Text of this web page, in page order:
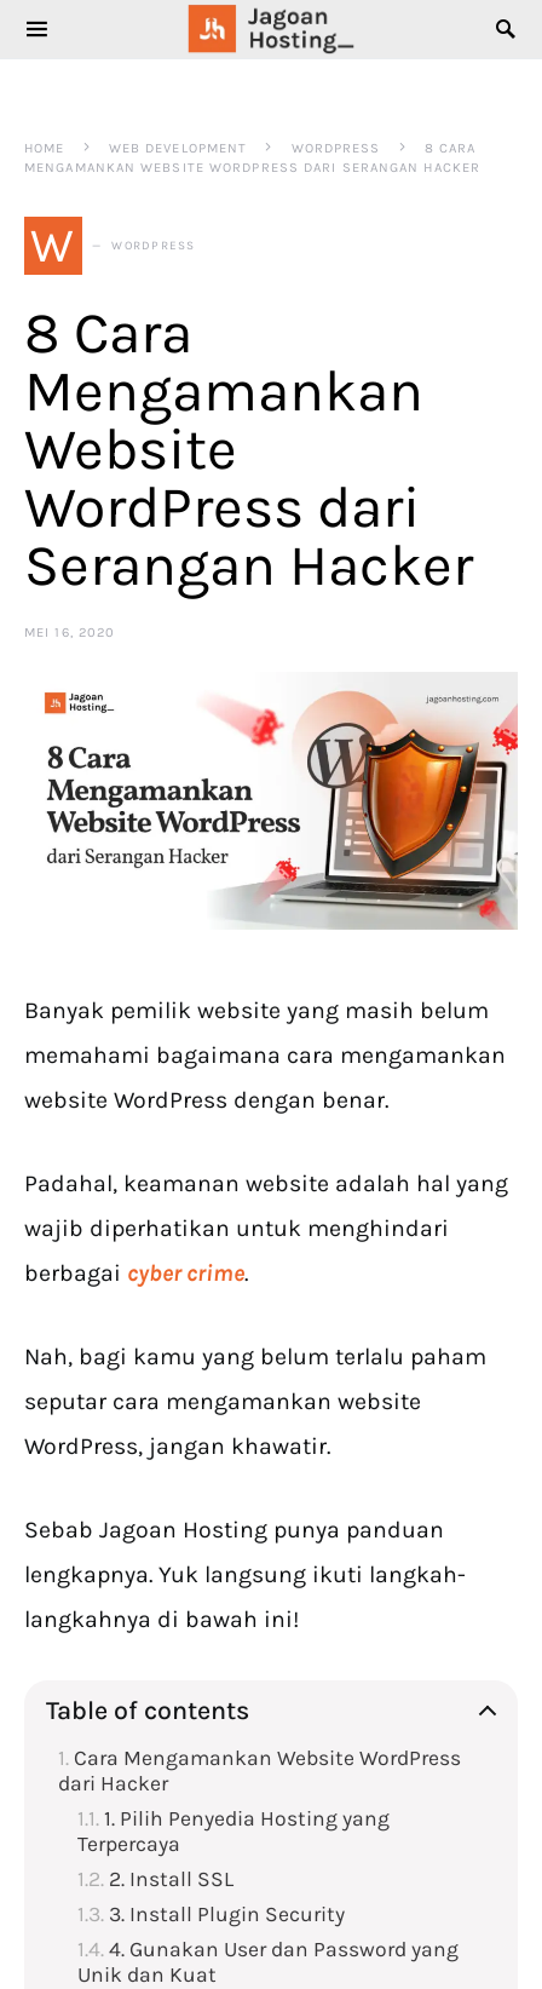
SEARCH FOR:
HOME WEB DEVELOPMENT WORDPRESS
8 CARA
MENGAMANKAN WEBSITE WORDPRESS DARI SERANGAN HACKER
W WORDPRESS
8 Cara
Mengamankan
Website
WordPress dari
Serangan Hacker
MEI 16, 2020
Banyak pemilik website yang masih belum
memahami bagaimana cara mengamankan
website WordPress dengan benar.
Padahal, keamanan website adalah hal yang
wajib diperhatikan untuk menghindari
berbagai cyber crime.
Nah, bagi kamu yang belum terlalu paham
seputar cara mengamankan website
WordPress, jangan khawatir.
Sebab Jagoan Hosting punya panduan
lengkapnya. Yuk langsung ikuti langkah-
langkahnya di bawah ini!
Table of contents
Cara Mengamankan Website WordPress
dari Hacker
1. Pilih Penyedia Hosting yang
Terpercaya
2. Install SSL
3. Install Plugin Security
4. Gunakan User dan Password yang
Unik dan Kuat